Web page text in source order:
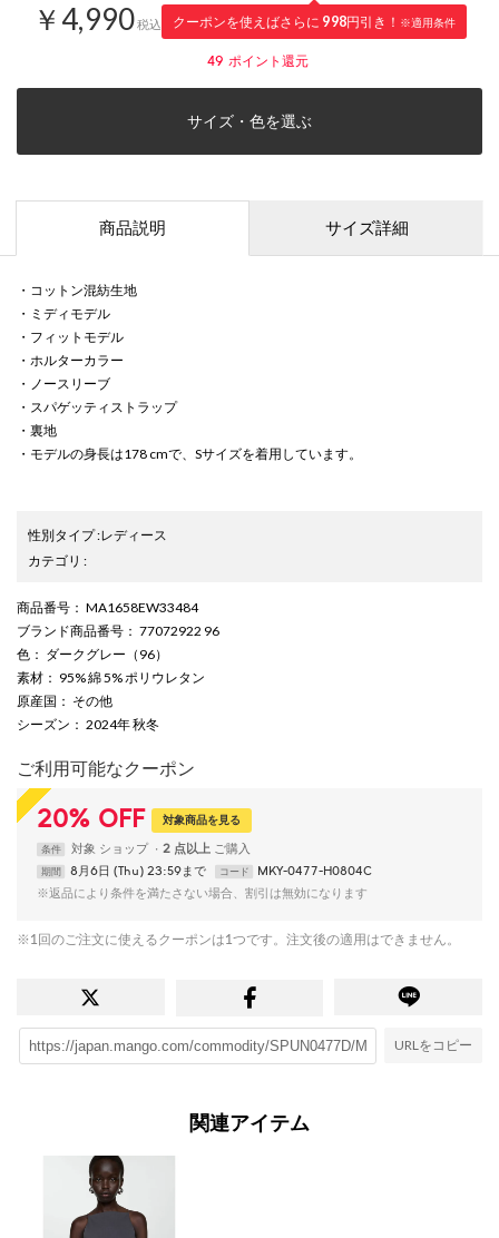
￥4,990税込 クーポンを使えばさらに 998円引き！ ※適用条件
49 ポイント還元
サイズ・色を選ぶ
商品説明 サイズ詳細
・コットン混紡生地
・ミディモデル
・フィットモデル
・ホルターカラー
・ノースリーブ
・スパゲッティストラップ
・裏地
・モデルの身長は178 cmで、Sサイズを着用しています。
性別タイプ:レディース
カテゴリ :
商品番号 ： MA1658EW33484
ブランド商品番号 ： 77072922 96
色 ： ダークグレー（96）
素材 ： 95% 綿 5% ポリウレタン
原産国 ： その他
シーズン ： 2024年 秋冬
ご利用可能なクーポン
20% OFF 対象商品を見る
条件 対象 ショップ 2 点以上
期間 8月6日 (Thu) 23:59まで コード
MKY-0477-H0804C
※返品により条件を満たさない場合、割引は無効になります
※1回のご注文に使えるクーポンは1つです。注文後の適用はできません。
URLをコピー
関連アイテム